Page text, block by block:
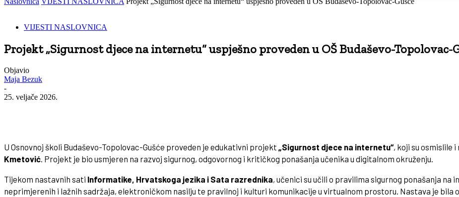
VIJESTI NASLOVNICA
Projekt „Sigurnost djece na internetu“ uspješno proveden u OŠ Budaševo-Topolovac-
Objavio
Maja Bezuk
-
25. veljače 2026.
U Osnovnoj školi Budaševo-Topolovac-Gušće proveden je edukativni projekt „Sigurnost djece na internetu“, koji su osmislile
Kmetović . Projekt je bio usmjeren na razvoj sigurnog, odgovornog i kritičkog ponašanja učenika u digitalnom okruženju.
Tijekom nastavnih sati Informatike, Hrvatskoga jezika i Sata razrednika, učenici su učili o pravilima sigurnog ponašanja
neprimjerenih i lažnih sadržaja, elektroničkom nasilju te pravilnoj i kulturi komunikacije u virtualnom prostoru. Nastava je bila